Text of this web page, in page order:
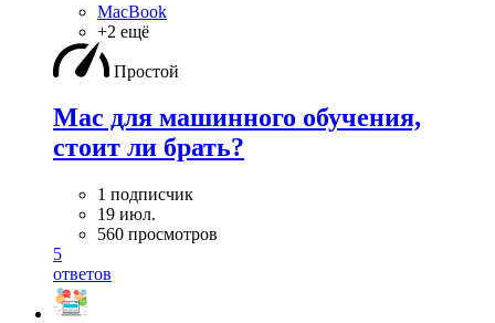
MacBook
+2 ещё
Простой
Mac для машинного обучения,
стоит ли брать?
1 подписчик
19 июл.
560 просмотров
5
ответов